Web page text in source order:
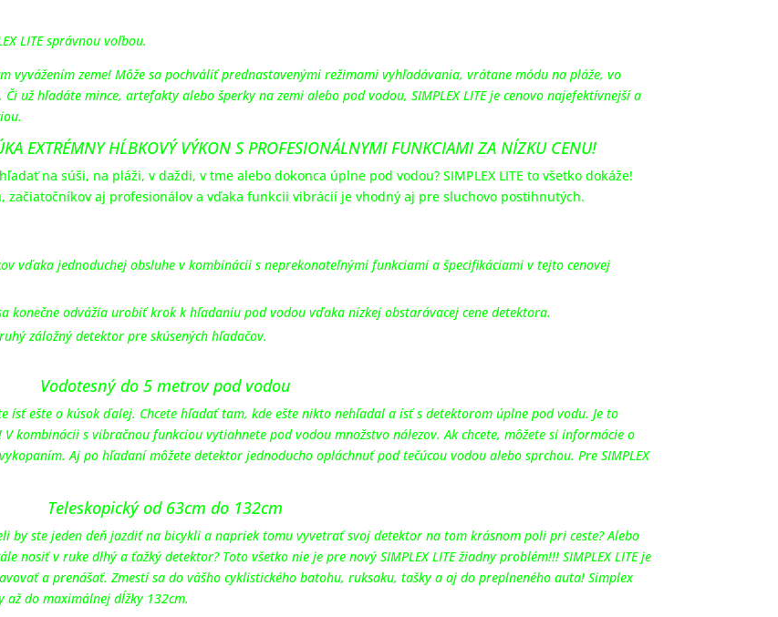
LITE správnou voľbou.
vyvážením zeme! Môže sa pochváliť prednastavenými režimami vyhľadávania, vrátane módu na pláže, vo
už hľadáte mince, artefakty alebo šperky na zemi alebo pod vodou, SIMPLEX LITE je cenovo najefektívnejší a
EXTRÉMNY HĹBKOVÝ VÝKON S PROFESIONÁLNYMI FUNKCIAMI ZA NÍZKU CENU!
na súši, na pláži, v daždi, v tme alebo dokonca úplne pod vodou? SIMPLEX LITE to všetko dokáže!
začiatočníkov aj profesionálov a vďaka funkcii vibrácií je vhodný aj pre sluchovo postihnutých.
vďaka jednoduchej obsluhe v kombinácii s neprekonateľnými funkciami a špecifikáciami v tejto cenovej
konečne odvážia urobiť krok k hľadaniu pod vodou vďaka nízkej obstarávacej cene detektora.
záložný detektor pre skúsených hľadačov.
Vodotesný do 5 metrov pod vodou
ísť ešte o kúsok ďalej. Chcete hľadať tam, kde ešte nikto nehľadal a ísť s detektorom úplne pod vodu. Je to
V kombinácii s vibračnou funkciou vytiahnete pod vodou množstvo nálezov. Ak chcete, môžete si informácie o
Aj po hľadaní môžete detektor jednoducho opláchnuť pod tečúcou vodou alebo sprchou. Pre SIMPLEX
Teleskopický od 63cm do 132cm
by ste jeden deň jazdiť na bicykli a napriek tomu vyvetrať svoj detektor na tom krásnom poli pri ceste? Alebo
nosiť v ruke dlhý a ťažký detektor? Toto všetko nie je pre nový SIMPLEX LITE žiadny problém!!! SIMPLEX LITE je
a prenášať. Zmestí sa do vášho cyklistického batohu, ruksaku, tašky a aj do preplneného auta! Simplex
až do maximálnej dĺžky 132cm.